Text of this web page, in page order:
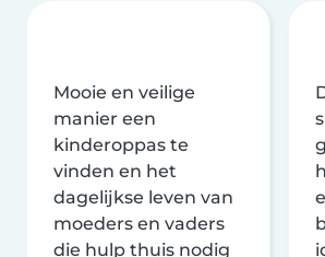
Mooie en veilige
manier een
kinderoppas te
vinden en het
dagelijkse leven van
moeders en vaders
die hulp thuis nodig